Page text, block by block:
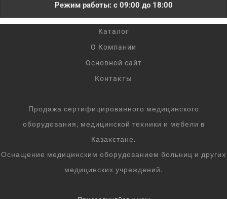
Режим работы: с 09:00 до 18:00
Каталог
О Компании
Основной сайт
Контакты
Продажа сертифицированного медицинского
оборудования, медицинской техники и мебели в
Казахстане.
Оснащение медицинским оборудованием больниц и других
медицинских учреждений.